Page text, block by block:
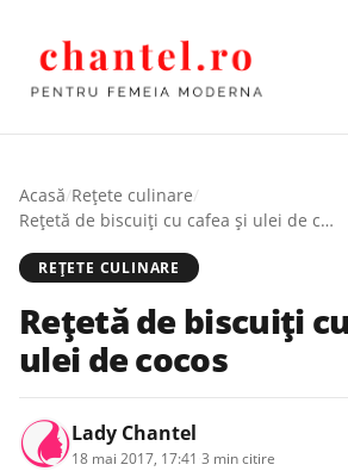
Acasă/Rețete culinare/
Rețetă de biscuiți cu cafea şi ulei de cocos
REȚETE CULINARE
Rețetă de biscuiți
ulei de cocos
Lady Chantel
18 mai 2017, 17:41 3 min citire